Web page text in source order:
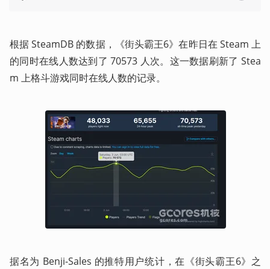
根据 SteamDB 的数据，《街头霸王6》在昨日在 Steam 上
的同时在线人数达到了 70573 人次。这一数据刷新了 Stea
m 上格斗游戏同时在线人数的记录。
据名为 Benji-Sales 的推特用户统计，在《街头霸王6》之